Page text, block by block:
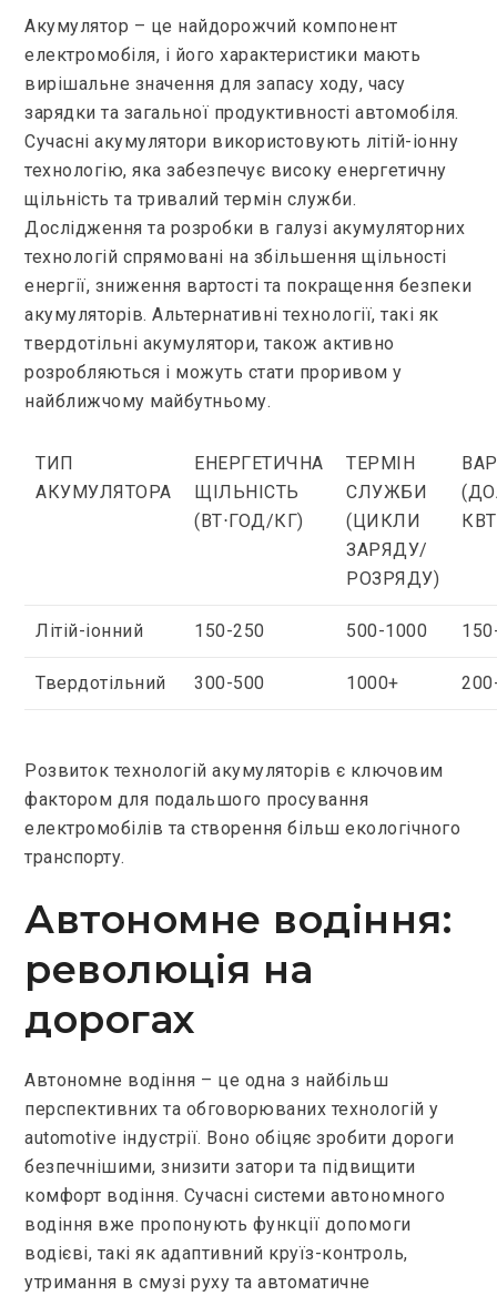
Акумулятор – це найдорожчий компонент
електромобіля, і його характеристики мають
вирішальне значення для запасу ходу, часу
зарядки та загальної продуктивності автомобіля.
Сучасні акумулятори використовують літій-іонну
технологію, яка забезпечує високу енергетичну
щільність та тривалий термін служби.
Дослідження та розробки в галузі акумуляторних
технологій спрямовані на збільшення щільності
енергії, зниження вартості та покращення безпеки
акумуляторів. Альтернативні технології, такі як
твердотільні акумулятори, також активно
розробляються і можуть стати проривом у
найближчому майбутньому.
ТИП
АКУМУЛЯТОРА
ЕНЕРГЕТИЧНА
ЩІЛЬНІСТЬ
(ВТ⋅ГОД/КГ)
ТЕРМІН
СЛУЖБИ
(ЦИКЛИ
ЗАРЯДУ/
РОЗРЯДУ)
Літій-іонний 150-250 500-1000
Твердотільний 300-500 1000+
Розвиток технологій акумуляторів є ключовим
фактором для подальшого просування
електромобілів та створення більш екологічного
транспорту.
Автономне водіння:
революція на
дорогах
Автономне водіння – це одна з найбільш
перспективних та обговорюваних технологій у
automotive індустрії. Воно обіцяє зробити дороги
безпечнішими, знизити затори та підвищити
комфорт водіння. Сучасні системи автономного
водіння вже пропонують функції допомоги
водієві, такі як адаптивний круїз-контроль,
утримання в смузі руху та автоматичне